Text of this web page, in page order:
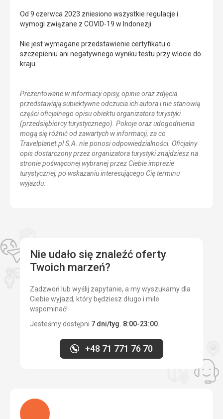
Od 9 czerwca 2023 zniesiono wszystkie regulacje i
wymogi związane z COVID-19 w Indonezji.
Nie jest wymagane przedstawienie certyfikatu o
szczepieniu ani negatywnego wyniku testu przy wlocie do
kraju.
Prezentowane w informacji opisy, opinie oraz zdjęcia
przedstawiają subiektywne odczucia ich autora i nie stanowią
części oficjalnego opisu obiektu organizatora turystyki
(przedsiębiorcy turystycznego). Pokoje oraz udogodnienia
mogą się różnić od zawartych w informacji, za co
Travelplanet.pl S.A. nie ponosi odpowiedzialności. Oficjalny
opis dostarczony przez organizatora turystyki znajdziesz na
stronie poświęconej wybranej przez Ciebie imprezie
turystycznej, po wskazaniu interesującego Cię terminu
wyjazdu.
Nie udało się znaleźć oferty
Twoich marzeń?
Zadzwoń lub wyślij zapytanie, a my wyszukamy dla
Ciebie wyjazd, który będziesz długo i mile
wspominać!
Jesteśmy dostępni 7 dni/tyg. 8:00-23:00
+48 71 771 76 70
Ładuję